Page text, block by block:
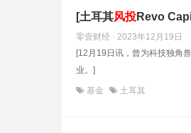
[土耳其风投Revo
零壹财经 · 2023年12月19日
[12月19日讯，曾为科技独角
业。]
基金 土耳其